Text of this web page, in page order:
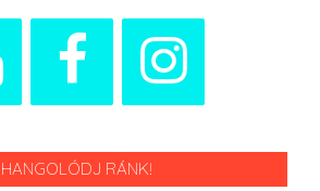
HANGOLÓDJ RÁNK!